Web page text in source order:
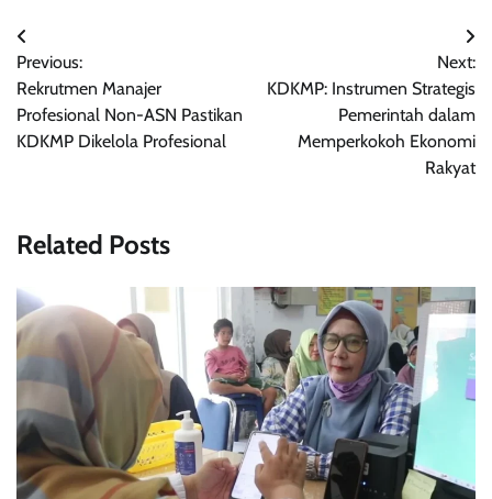
Navigasi
pos
Previous:
Rekrutmen Manajer
Profesional Non-ASN Pastikan
KDKMP Dikelola Profesional
Next:
KDKMP: Instrumen Strategis
Pemerintah dalam
Memperkokoh Ekonomi
Rakyat
Related Posts